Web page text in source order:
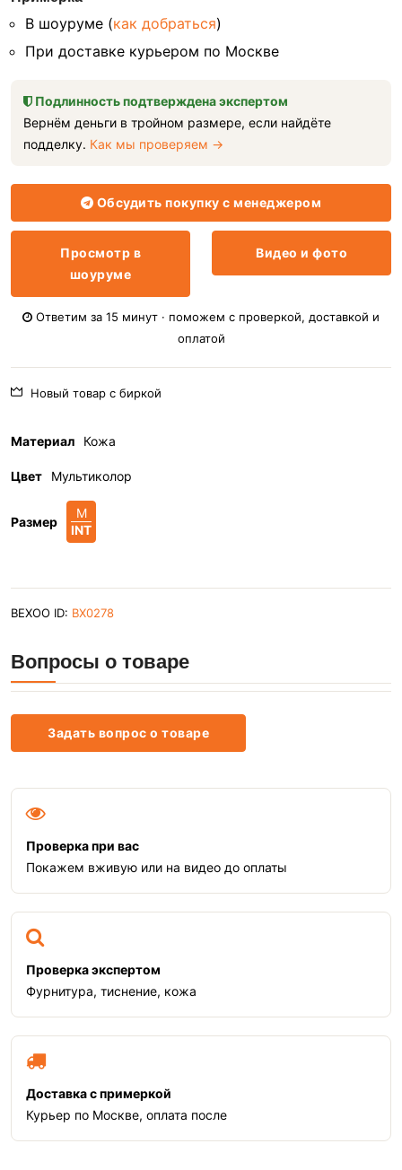
В шоуруме (как добраться)
При доставке курьером по Москве
Подлинность подтверждена экспертом
Вернём деньги в тройном размере, если найдёте
подделку. Как мы проверяем →
Обсудить покупку с менеджером
Просмотр в
шоуруме
Видео и фото
Ответим за 15 минут · поможем с проверкой, доставкой и
оплатой
Новый товар с биркой
Материал Кожа
Цвет Мультиколор
Размер
M
INT
BEXOO ID: BX0278
Вопросы о товаре
Задать вопрос о товаре
Проверка при вас
Покажем вживую или на видео до оплаты
Проверка экспертом
Фурнитура, тиснение, кожа
Доставка с примеркой
Курьер по Москве, оплата после